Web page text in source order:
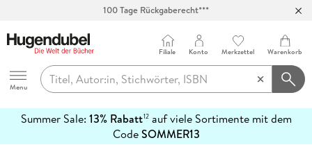
100 Tage Rückgaberecht***
Hugendubel
Menu
Filiale Konto Merkzettel Warenkorb
Summer Sale: 13% Rabatt12auf viele Sortimente mit dem
CodeSOMMER13
erfahren